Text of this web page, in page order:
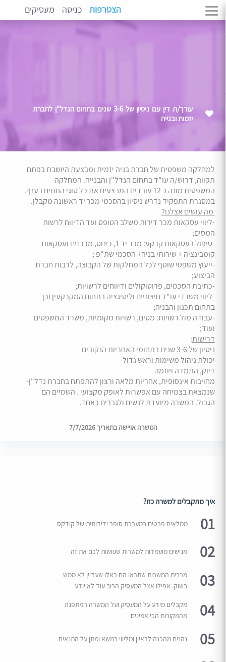
הצטרפות כניסה מעסיקים
עורך/ת דין עם ניסיון של 3-6 שנים בתחום הנדל"ן לחברת
יזמות ובנייה
למחלקה משפטית של חברת בניה יזמית ומבצעת היושבת בפתח
תקווה, דרוש/ה עו"ד בתחום הנדל"ן והבנייה. המחלקה
המשפטית מונה כ 12 עובדים המבצעים את כל סוגי החוזים בענף.
במסגרת התפקיד נדרש ניסיון בהסכמי מכר יד ראשונה מקבלן.
מה עושים אצלנו?
-ליווי עסקאות מכר דירות משלב הטופס ועד הדיווח לרשות
המסים;
-טיפול בעסקאות קרקע: מכר יד 1, כינוס, מכרזים ועסקאות
קומבינציה + שירותי בניה+ הסכמי שת"פ ;
-ייעוץ משפטי שוטף לכל המחלקות של הקבוצה, לרבות חברת
הביצוע;
-כתיבת הסכמים, פרוטוקולים ודיווחים לרשויות;
-ליווי משרדי עו"ד חיצוניים וליטיגציה בתחום המקרקעין וכן
בתחום תכנון והבניה;
-עבודה מול רשויות: מסים, רשויות מקומיות, משרד המשפטים
ועוד;
דרישות:
ניסיון של 3-6 שנים בתחומי האחריות הנקובים
יכולת ניהול משימות וראש גדול
דיוק, התמדה ויוזמה
מחויבות אינסופית, אחריות מלאה ורצון להתפתח בחברת נדל"ן-
שנמצאת בצמיחה עם אפשרות לאופק מקצועי . השמיים הם
הגבול. המשרה מיועדת לנשים ולגברים כאחד.
המשרה אויישה בתאריך 7/7/2026
איך מתקבלים למשרה כזו?
01 ממלאים פרטים במערכת סופר ידידותית של קודקס
02 מגישים מועמדות למשרות שעושות לכם את זה
03
מרבית המשרות שתראו הם כאלו שעדיין לא ממש
בשוק. אפילו אצל המעסיק הרוב עוד לא יודע
04
מקבלים מידע על המעסיק ועל המשרה המתפנה
מהמקורות הכי אמינים
05 נהנים מהכנה לראיון ומליווי במשא ומתן על התנאים